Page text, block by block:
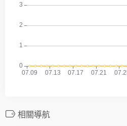
相關導航